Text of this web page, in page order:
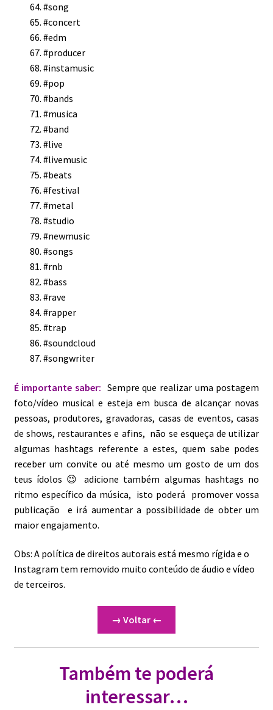
#song
#concert
#edm
#producer
#instamusic
#pop
#bands
#musica
#band
#live
#livemusic
#beats
#festival
#metal
#studio
#newmusic
#songs
#rnb
#bass
#rave
#rapper
#trap
#soundcloud
#songwriter
É importante saber: Sempre que realizar uma postagem
foto/vídeo musical e esteja em busca de alcançar novas
pessoas, produtores, gravadoras, casas de eventos, casas
de shows, restaurantes e afins, não se esqueça de utilizar
algumas hashtags referente a estes, quem sabe podes
receber um convite ou até mesmo um gosto de um dos
teus ídolos 😉 adicione também algumas hashtags no
ritmo específico da música, isto poderá promover vossa
publicação e irá aumentar a possibilidade de obter um
maior engajamento.
Obs: A política de direitos autorais está mesmo rígida e o
Instagram tem removido muito conteúdo de áudio e vídeo
de terceiros.
→ Voltar ←
Também te poderá
interessar…